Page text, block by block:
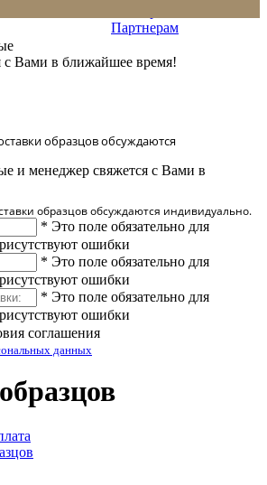
Партнерам
образцов ограничено в 6 шт.
с Вами в ближайшее время!
образцов обсуждаются
и менеджер свяжется с Вами в
образцов обсуждаются индивидуально.
* Это поле обязательно для
ошибки
* Это поле обязательно для
ошибки
* Это поле обязательно для
ошибки
соглашения
данных